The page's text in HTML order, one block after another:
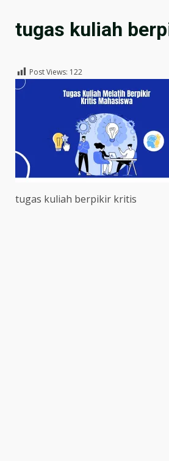
tugas kuliah
Post Views: 122
tugas kuliah berpikir kritis